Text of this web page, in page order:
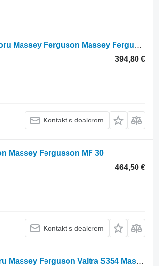
Hydraulické čerpadlo 3652099M91 pro kolového traktoru Massey Ferguson Massey Fergusson MF 2230 2225 Landini McCormick
394,80 €
Kontakt s dealerem
Massey Fergusson MF 30
464,50 €
Kontakt s dealerem
Hydraulické čerpadlo 4299408M1 pro kolového traktoru Massey Ferguson Valtra S354 Massey 8480